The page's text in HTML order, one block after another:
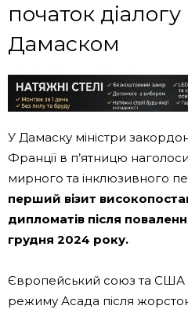
початок
Дамаском
У Дамаску міністри
Франції в п’ятницю
мирного та інклюзивного
перший візит
дипломатів після
грудня 2024 року.
Європейський союз та США
режиму Асада після